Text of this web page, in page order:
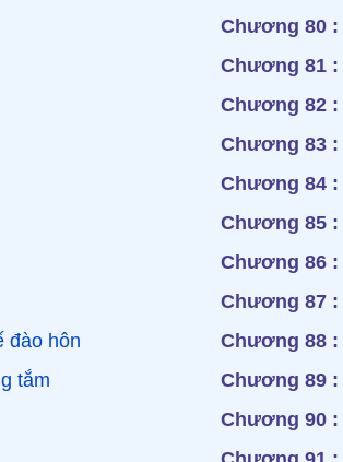
đào hôn
tắm
Chương 80 :
Chương 81 :
Chương 82 :
Chương 83 :
Chương 84 :
Chương 85 :
Chương 86 :
Chương 87 :
Chương 88 :
Chương 89 :
Chương 90 :